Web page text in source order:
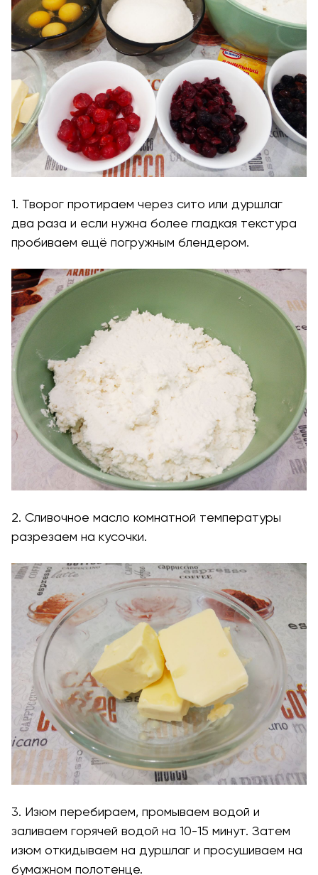
1. Творог протираем через сито или дуршлаг
два раза и если нужна более гладкая текстура
пробиваем ещё погружным блендером.
2. Сливочное масло комнатной температуры
разрезаем на кусочки.
3. Изюм перебираем, промываем водой и
заливаем горячей водой на 10-15 минут. Затем
изюм откидываем на дуршлаг и просушиваем на
бумажном полотенце.